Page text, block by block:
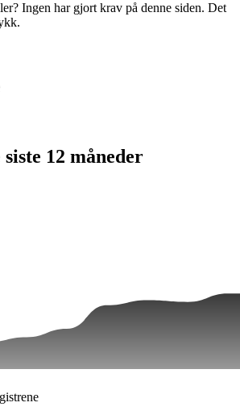
Ingen har gjort krav på denne siden. Det
12 måneder